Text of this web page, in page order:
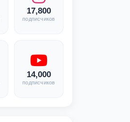
17,800
подписчиков
14,000
подписчиков